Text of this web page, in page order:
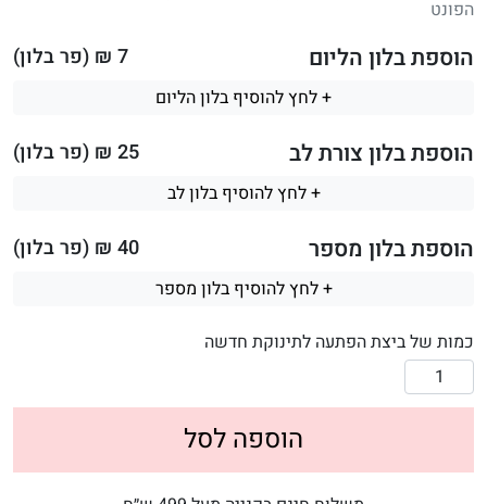
הפונט
הוספת בלון הליום 7 ₪ (פר בלון)
+ לחץ להוסיף בלון הליום
הוספת בלון צורת לב 25 ₪ (פר בלון)
+ לחץ להוסיף בלון לב
הוספת בלון מספר 40 ₪ (פר בלון)
+ לחץ להוסיף בלון מספר
כמות של ביצת הפתעה לתינוקת חדשה
הוספה לסל